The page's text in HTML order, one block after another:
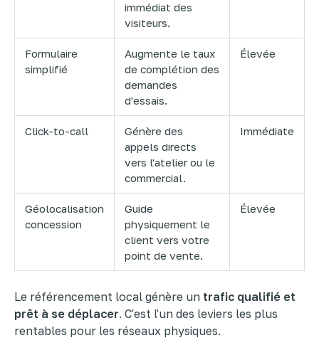
immédiat des
visiteurs.
Formulaire
simplifié
Augmente le taux
de complétion des
demandes
d'essais.
Élevée
Click-to-call
Génère des
appels directs
vers l'atelier ou le
commercial.
Immédiate
Géolocalisation
concession
Guide
physiquement le
client vers votre
point de vente.
Élevée
Le référencement local génère un trafic qualifié et
prêt à se déplacer. C'est l'un des leviers les plus
rentables pour les réseaux physiques.